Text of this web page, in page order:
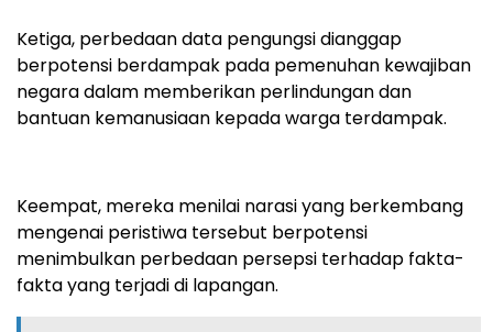
Ketiga, perbedaan data pengungsi dianggap
berpotensi berdampak pada pemenuhan kewajiban
negara dalam memberikan perlindungan dan
bantuan kemanusiaan kepada warga terdampak.
Keempat, mereka menilai narasi yang berkembang
mengenai peristiwa tersebut berpotensi
menimbulkan perbedaan persepsi terhadap fakta-
fakta yang terjadi di lapangan.